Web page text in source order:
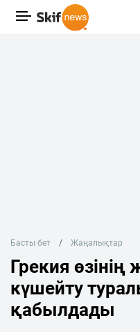
Басты бет Жаңалықтар
Грекия өзінің
күшейту
қабылдады